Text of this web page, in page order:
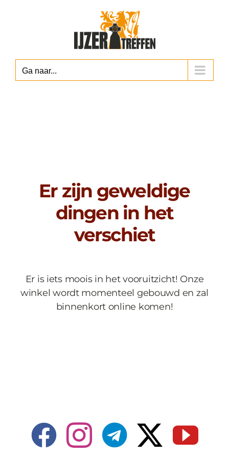
Ga naar...
Er zijn geweldige
dingen in het
verschiet
Er is iets moois in het vooruitzicht! Onze
winkel wordt momenteel gebouwd en zal
binnenkort online komen!
Facebook
Instagram
Telegram
X